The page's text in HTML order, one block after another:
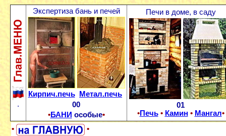
.
Экспертиза бань и печей
Кирпич.печь
Метал.печь
00
•БАНИ особые•
Печи в доме, в саду
01
•Печь • Камин • Мангал•
•
•